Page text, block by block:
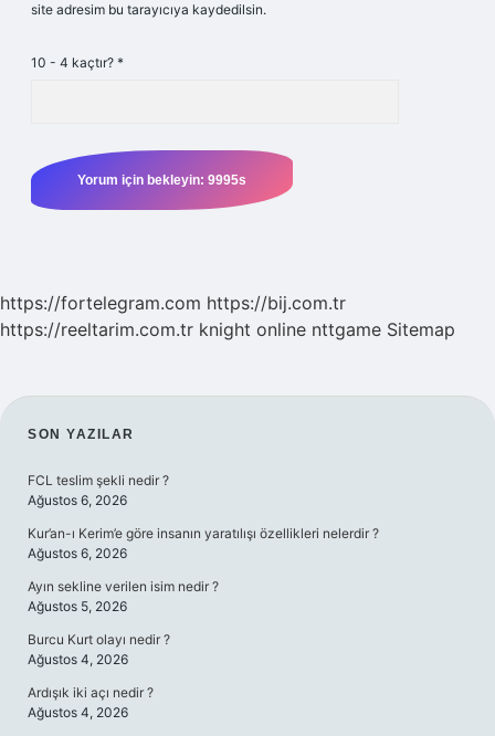
site adresim bu tarayıcıya kaydedilsin.
10 - 4 kaçtır? *
https://fortelegram.com https://bij.com.tr
https://reeltarim.com.tr knight online nttgame Sitemap
SIDEBAR
SON YAZILAR
FCL teslim şekli nedir ?
Ağustos 6, 2026
Kur’an-ı Kerim’e göre insanın yaratılışı özellikleri nelerdir ?
Ağustos 6, 2026
Ayın sekline verilen isim nedir ?
Ağustos 5, 2026
Burcu Kurt olayı nedir ?
Ağustos 4, 2026
Ardışık iki açı nedir ?
Ağustos 4, 2026